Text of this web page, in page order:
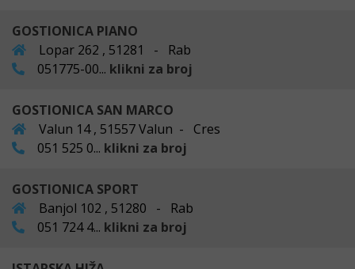
GOSTIONICA PIANO
Lopar 262 , 51281 - Rab
051775-00... klikni za broj
GOSTIONICA SAN MARCO
Valun 14 , 51557 Valun - Cres
051 525 0... klikni za broj
GOSTIONICA SPORT
Banjol 102 , 51280 - Rab
051 724 4... klikni za broj